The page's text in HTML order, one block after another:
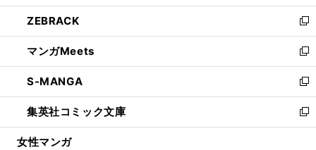
開
く
ウ
で
開
く
ン
ド
ウ
で
開
く
ウ
ィ
ン
ド
ウ
で
開
く
し
い
ウ
ィ
ン
ド
ウ
で
開
ZEBRACK
新
し
い
ウ
ィ
ン
ド
ウ
マンガMeets
新
し
い
ウ
ィ
ン
S-MANGA
新
し
い
ウ
集英社コミック文庫
新
し
女性マンガ